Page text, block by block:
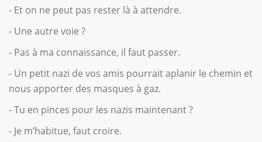
- Et on ne peut pas rester là à attendre.
- Une autre voie ?
- Pas à ma connaissance, il faut passer.
- Un petit nazi de vos amis pourrait aplanir le chemin et
nous apporter des masques à gaz.
- Tu en pinces pour les nazis maintenant ?
- Je m’habitue, faut croire.